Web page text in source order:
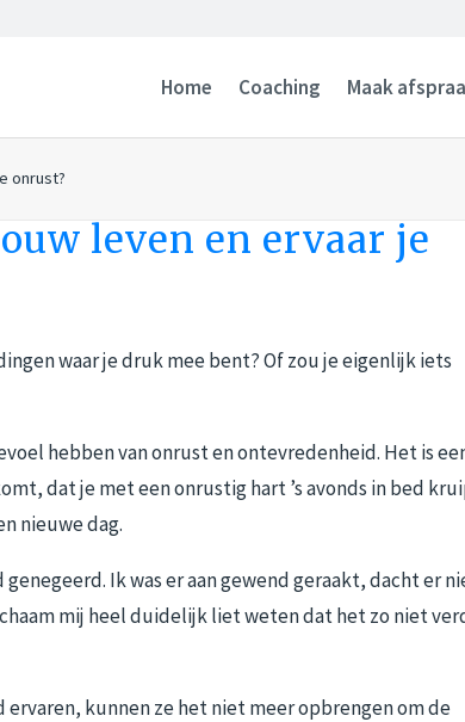
Home Coaching Maak
onrust?
leven en ervaar je
waar je druk mee bent? Of zou je eigenlijk iets
hebben van onrust en ontevredenheid. Het is
dat je met een onrustig hart ’s avonds in bed
nieuwe dag.
Ik was er aan gewend geraakt, dacht er
mij heel duidelijk liet weten dat het zo niet
kunnen ze het niet meer opbrengen om de